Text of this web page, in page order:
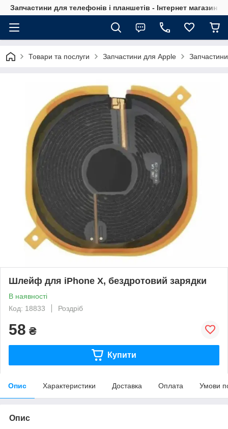
Запчастини для телефонів і планшетів - Інтернет магазин
Товари та послуги Запчастини для Apple
Шлейф для iPhone X, бездротовий зарядки
В наявності
Код: 18833
Роздріб
58 ₴
Купити
Опис Характеристики Доставка Оплата Умови
Опис